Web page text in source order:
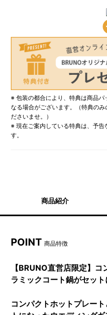
※ 包装の都合により、特典は商品
なる場合がございます。（特典の
ださいませ。）
※ 現在ご案内している特典は、予告
す。
商品紹介
POINT商品特徴
【BRUNO直営店限定】
ラミックコート鍋がセッ
コンパクトホットプレー